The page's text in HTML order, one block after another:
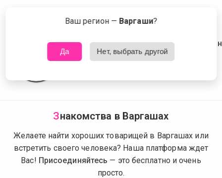
Сейчас знакомятся в Варгашах Что это?
Знакомства в Варгашах
Желаете найти хороших товарищей в Варгашах или
встретить своего человека? Наша платформа ждет
Вас! Присоединяйтесь — это бесплатно и очень
просто.
Ваш регион — Варгаши?
Да Нет, выбрать другой